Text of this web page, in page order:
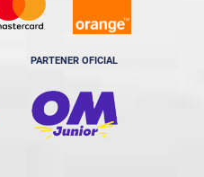
PARTENER OFICIAL